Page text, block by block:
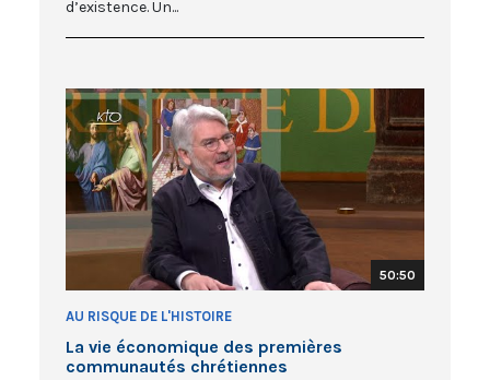
d’existence. Un...
50:50
AU RISQUE DE L'HISTOIRE
La vie économique des premières
communautés chrétiennes